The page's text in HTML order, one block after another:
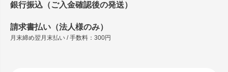
銀行振込（ご入金確認後の発送）
請求書払い（法人様のみ）
月末締め翌月末払い / 手数料：300円